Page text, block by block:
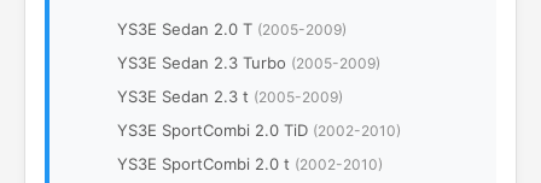
YS3E Sedan 2.0 T (2005-2009)
YS3E Sedan 2.3 Turbo (2005-2009)
YS3E Sedan 2.3 t (2005-2009)
YS3E SportCombi 2.0 TiD (2002-2010)
YS3E SportCombi 2.0 t (2002-2010)